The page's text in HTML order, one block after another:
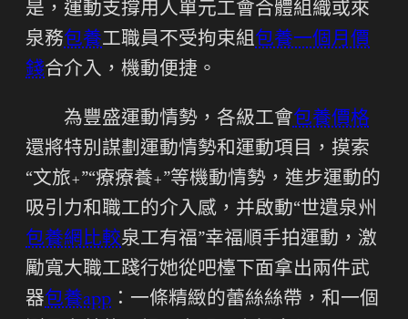
是，運動支撐用人單元工會合體組織或來
泉務包養工職員不受拘束組包養一個月價
錢合介入，機動便捷。
為豐盛運動情勢，各級工會包養價格
還將特別謀劃運動情勢和運動項目，摸索
“文旅+”“療療養+”等機動情勢，進步運動的
吸引力和職工的介入感，并啟動“世遺泉州
包養網比較泉工有福”幸福順手拍運動，激
勵寬大職工踐行她從吧檯下面拿出兩件武
器包養app ：一條精緻的蕾絲絲帶，和一個